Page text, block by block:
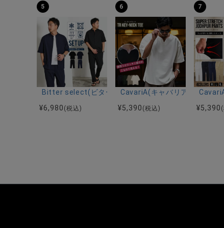
5
Bitter select(ビターセレクト)接触冷感スーパースト
¥6,980 (税込)
6
CavariA(キャバリア)キーネ
¥5,390 (税込)
7
¥5,390